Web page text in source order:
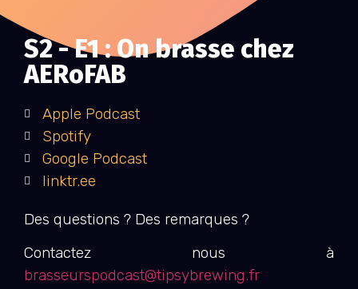
S2 - E1 : On brasse chez
AERoFAB
Apple Podcast
Spotify
Google Podcast
linktr.ee
Des questions ? Des remarques ?
Contactez nous à
brasseurspodcast@tipsybrewing.fr